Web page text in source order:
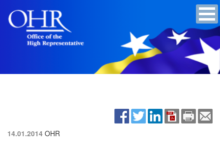
14.01.2014 OHR